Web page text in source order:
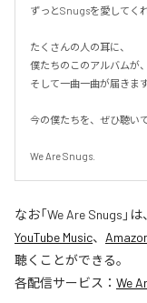
ずっとSnugsを愛してく
たくさんの人の耳に、
僕たちのこのアルバムが、
そして一曲一曲が届きま
今の僕たちを、ぜひ聴い
We Are Snugs.
なお「We Are Snugs 」は、
YouTube Music、
聴くことができる。
各配信サービス： We